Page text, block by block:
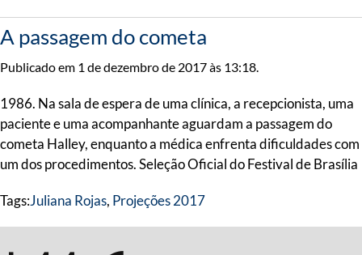
A passagem do cometa
Publicado em 1 de dezembro de 2017 às 13:18.
1986. Na sala de espera de uma clínica, a recepcionista, uma
paciente e uma acompanhante aguardam a passagem do
cometa Halley, enquanto a médica enfrenta dificuldades com
um dos procedimentos. Seleção Oficial do Festival de Brasília
Tags:Juliana Rojas, Projeções 2017